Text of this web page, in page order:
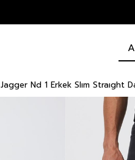
Jagger Nd 1 Erkek Slım Straıght